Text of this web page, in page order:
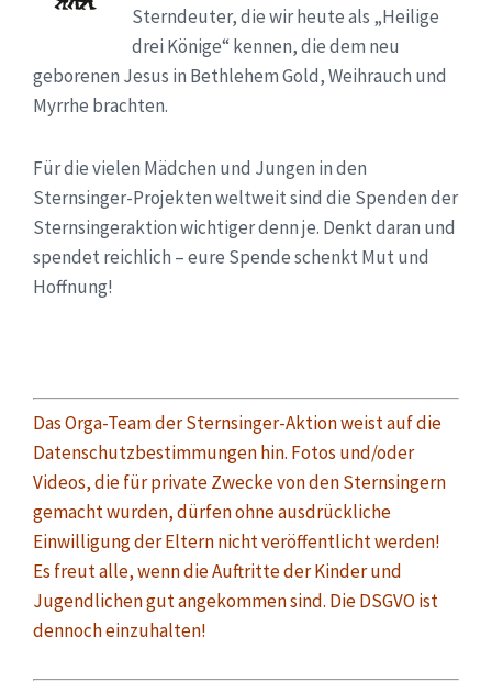
Sterndeuter, die wir heute als „Heilige
drei Könige“ kennen, die dem neu
geborenen Jesus in Bethlehem Gold, Weihrauch und
Myrrhe brachten.
Für die vielen Mädchen und Jungen in den
Sternsinger-Projekten weltweit sind die Spenden der
Sternsingeraktion wichtiger denn je. Denkt daran und
spendet reichlich – eure Spende schenkt Mut und
Hoffnung!
Das Orga-Team der Sternsinger-Aktion weist auf die
Datenschutzbestimmungen hin. Fotos und/oder
Videos, die für private Zwecke von den Sternsingern
gemacht wurden, dürfen ohne ausdrückliche
Einwilligung der Eltern nicht veröffentlicht werden!
Es freut alle, wenn die Auftritte der Kinder und
Jugendlichen gut angekommen sind. Die DSGVO ist
dennoch einzuhalten!